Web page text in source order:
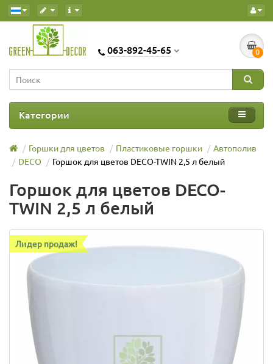
063-892-45-65 0
Категории
Горшки для цветов Пластиковые горшки
Автополив
DECO
Горшок для цветов DECO-TWIN 2,5 л белый
Горшок для цветов DECO-
TWIN 2,5 л белый
Лидер продаж!